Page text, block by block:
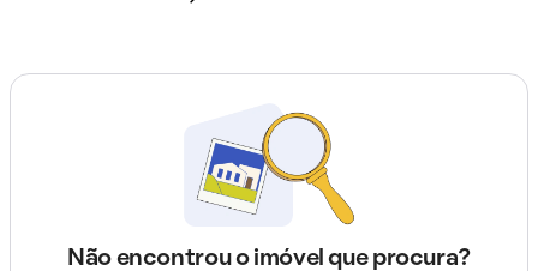
Não encontrou o imóvel que procura?